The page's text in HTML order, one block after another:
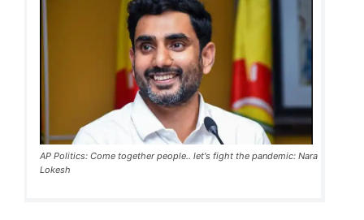
AP Politics: Come together people.. let's fight the pandemic: Nara
Lokesh